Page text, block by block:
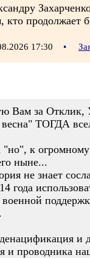
продолжает
17:30 •
Вам за
весна" ТОГДА
"но", к
ныне...
не знает
года
и
и проводника